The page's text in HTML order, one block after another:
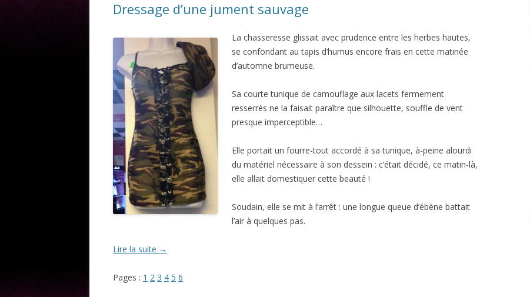
Dressage d’une jument sauvage
La chasseresse glissait avec prudence entre les herbes hautes,
se confondant au tapis d’humus encore frais en cette matinée
d’automne brumeuse.
Sa courte tunique de camouflage aux lacets fermement
resserrés ne la faisait paraître que silhouette, souffle de vent
presque imperceptible…
Elle portait un fourre-tout accordé à sa tunique, à-peine alourdi
du matériel nécessaire à son dessein : c’était décidé, ce matin-là,
elle allait domestiquer cette beauté !
Soudain, elle se mit à l’arrêt : une longue queue d’ébène battait
l’air à quelques pas.
Lire la suite →
Pages : 1 2 3 4 5 6